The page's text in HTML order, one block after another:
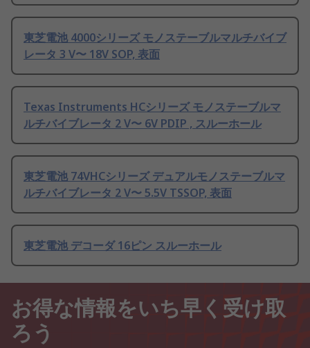
東芝電池 4000シリーズ モノステーブルマルチバイブ
レータ 3 V〜 18V SOP, 表面
Texas Instruments HCシリーズ モノステーブルマ
ルチバイブレータ 2 V〜 6V PDIP , スルーホール
東芝電池 74VHCシリーズ デュアルモノステーブルマ
ルチバイブレータ 2 V〜 5.5V TSSOP, 表面
東芝電池 デコーダ 16ピン スルーホール
お得な情報をいち早く受け取
ろう